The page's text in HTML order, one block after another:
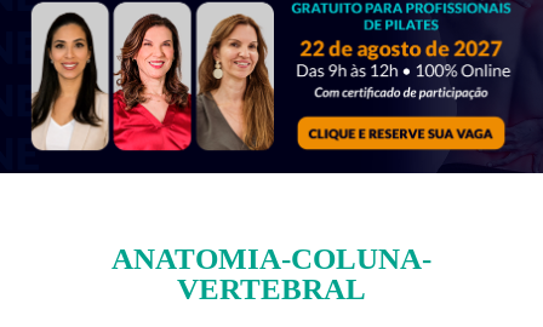
ANATOMIA-COLUNA-
VERTEBRAL